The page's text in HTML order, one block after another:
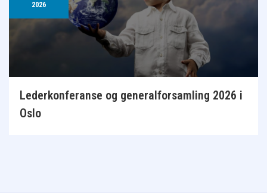
2026
Lederkonferanse og generalforsamling 2026 i
Oslo